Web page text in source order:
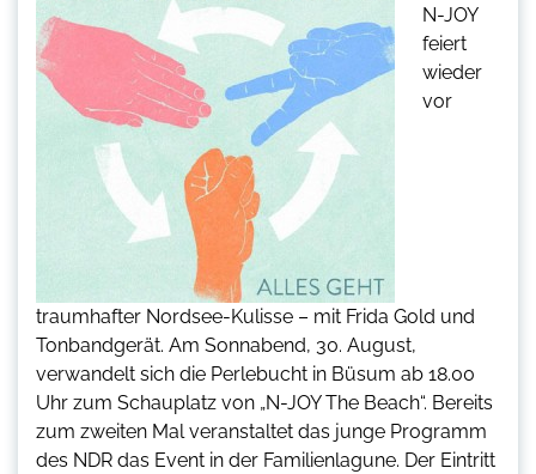
N-JOY
feiert
wieder
vor
traumhafter Nordsee-Kulisse – mit Frida Gold und
Tonbandgerät. Am Sonnabend, 30. August,
verwandelt sich die Perlebucht in Büsum ab 18.00
Uhr zum Schauplatz von „N-JOY The Beach“. Bereits
zum zweiten Mal veranstaltet das junge Programm
des NDR das Event in der Familienlagune. Der Eintritt